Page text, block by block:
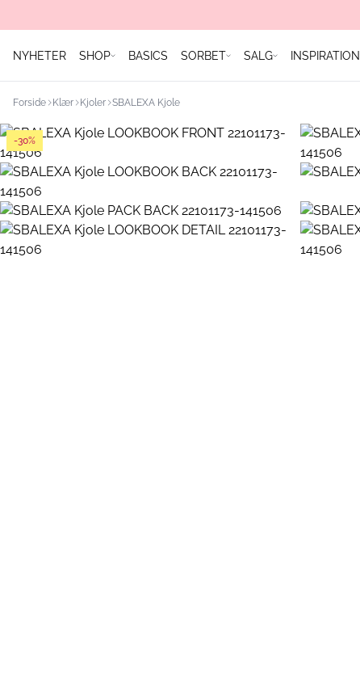
NYHETER SHOP BASICS SORBET SALG INSPIRATION
Forside Klær Kjoler SBALEXA Kjole
-30%